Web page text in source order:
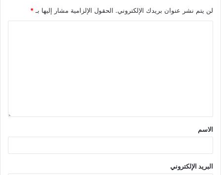
لن يتم نشر عنوان بريدك الإلكتروني. الحقول الإلزامية مشار إليها بـ *
الاسم
البريد الإلكتروني